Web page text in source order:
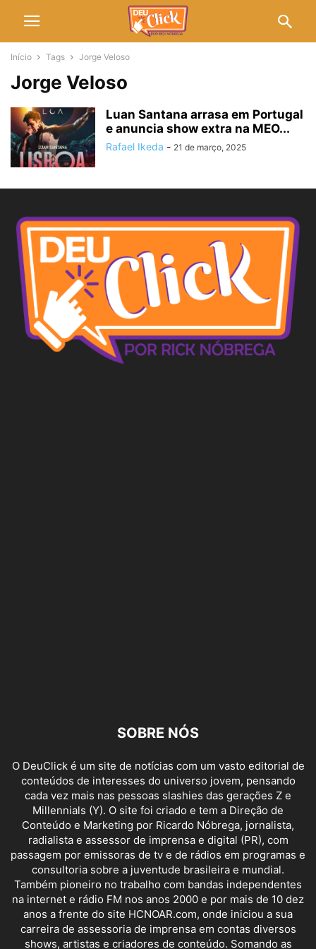
Início Tags Jorge Veloso
Jorge Veloso
Luan Santana arrasa em Portugal
e anuncia show extra na MEO...
Rafael Ikeda - 21 de março, 2025
SOBRE NÓS
O DeuClick é um site de notícias com um vasto editorial de
conteúdos de interesses do universo jovem, pensando
cada vez mais nas pessoas slashies das gerações Z e
Millennials (Y). O site foi criado e tem a Direção de
Conteúdo e Marketing por Ricardo Nóbrega, jornalista,
radialista e assessor de imprensa e digital (PR), com
passagem por emissoras de tv e de rádios em programas e
consultoria sobre a juventude brasileira e mundial.
Também pioneiro no trabalho com bandas independentes
na internet e rádio FM nos anos 2000 e por mais de 10 dez
anos a frente do site HCNOAR.com, onde iniciou a sua
carreira de assessoria de imprensa em contas diversos
shows, artistas e criadores de conteúdo. Somando as